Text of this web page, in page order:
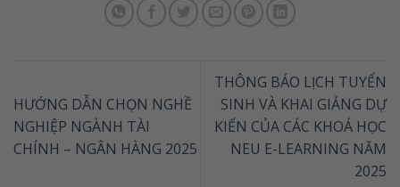
HƯỚNG DẪN CHỌN NGHỀ
NGHIỆP NGÀNH TÀI
CHÍNH – NGÂN HÀNG 2025
THÔNG BÁO LỊCH TUYỂN
SINH VÀ KHAI GIẢNG DỰ
KIẾN CỦA CÁC KHOÁ HỌC
NEU E-LEARNING NĂM
2025